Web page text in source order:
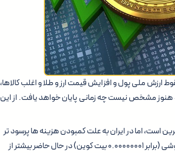
ملی پول و افزایش قیمت ارز و طلا و اغلب کالاها،
مشخص نیست چه زمانی پایان خواهد یافت. از این
است، اما در ایران به علت کمبودن هزینه ها پرسود تر
از هر کشور دیگری است. کوچکترین واحد بیت کوین، یک ساتوشی (برابر ۰.۰۰۰۰۰۰۰۱ بیت کوین) در حال حاضر بیشتر از